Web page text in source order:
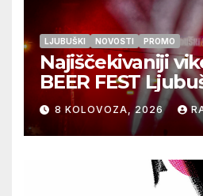
LJUBUŠKI NOVOSTI PROMO
Najiščekivaniji
BEER FEST
9.kolovoza
8 KOLOVOZA, 2026